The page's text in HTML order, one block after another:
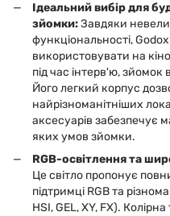
Ідеальний вибір для
зйомки:Завдяки
функціональності,
використовувати на
під час інтерв'ю, зйомок
Його легкий корпус
найрізноманітніших
аксесуарів забезпечує
яких умов зйомки.
RGB-освітлення та
Це світло пропонує
підтримці RGB та
HSI, GEL, XY, FX).